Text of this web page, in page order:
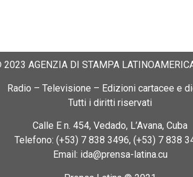
AGENZIA DI STAMPA
Radio – Televisione – Edizioni cartacee e
Tutti i diritti riservati
Calle E n. 454, Vedado, L’Avana, Cuba
Telefono: (+53) 7 838 3496, (+53) 7 838
Email: ida@prensa-latina.cu